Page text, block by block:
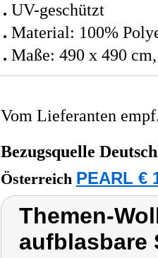
UV-geschützt
Material: 100%
Maße: 490 x 490
Vom Lieferanten
Bezugsquelle
Österreich PEARL €
Themen-
aufblasbare